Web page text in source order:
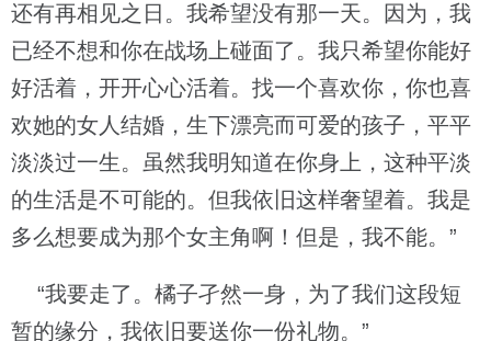
还有再相见之日。我希望没有那一天。因为，我
已经不想和你在战场上碰面了。我只希望你能好
好活着，开开心心活着。找一个喜欢你，你也喜
欢她的女人结婚，生下漂亮而可爱的孩子，平平
淡淡过一生。虽然我明知道在你身上，这种平淡
的生活是不可能的。但我依旧这样奢望着。我是
多么想要成为那个女主角啊！但是，我不能。”
“我要走了。橘子孑然一身，为了我们这段短
暂的缘分，我依旧要送你一份礼物。”